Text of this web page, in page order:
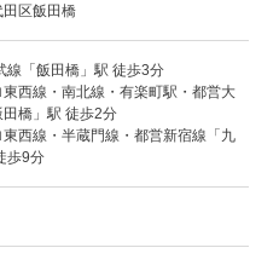
区飯田橋
線「飯田橋」駅 徒歩3分
西線・南北線・有楽町駅・都営大
橋」駅 徒歩2分
西線・半蔵門線・都営新宿線「九
歩9分